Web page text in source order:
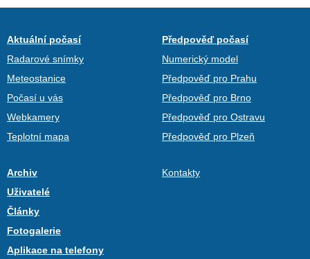
Aktuální počasí
Radarové snímky
Meteostanice
Počasí u vás
Webkamery
Teplotní mapa
Předpověď počasí
Numerický model
Předpověď pro Prahu
Předpověď pro Brno
Předpověď pro Ostravu
Předpověď pro Plzeň
Archiv
Uživatelé
Články
Fotogalerie
Aplikace na telefony
Kontakty